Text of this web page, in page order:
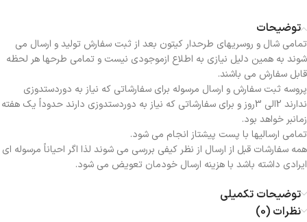
توضیحات
تمامی شال و روسریهای طرحدار کیتون بعد از ثبت سفارش تولید و ارسال می
شوند به همین دلیل نیازی به اطلاع ازموجودی نیست و تمامی طرحها هر لحظه
قابل سفارش می باشند.
پروسه ثبت سفارش و ارسال مرسوله برای سفارشاتی که نیاز به دوردستدوزی
ندارند 2الی 3روز و برای سفارشاتی که نیاز به دوردستدوزی دارند حدوداً یک هفته
زمانبر خواهد بود.
تمامی ارسالیها با پست پیشتاز انجام می شود.
همه سفارشات قبل از ارسال از نظر کیفی بررسی می شوند لذا اگر احیاناً مرسوله ای
ایرادی داشته باشد با هزینه ارسال خودمان تعویض می شود.
توضیحات تکمیلی
نظرات (0)